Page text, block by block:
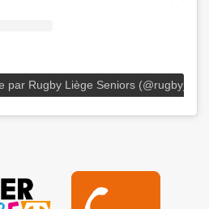
par Rugby Liège Seniors